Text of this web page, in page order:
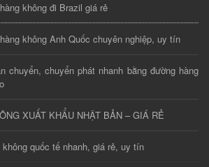
không đi Brazil giá rẻ
không Anh Quốc chuyên nghiệp, uy tín
chuyển, chuyển phát nhanh bằng đường hàng
XUẤT KHẨU NHẬT BẢN – GIÁ RẺ
quốc tế nhanh, giá rẻ, uy tín